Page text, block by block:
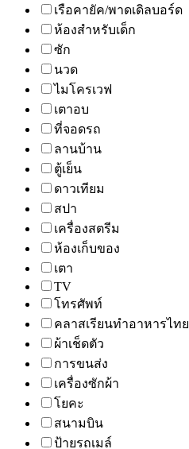
เรือคายัค/พาดเดิลบอร์ด
ห้องสำหรับเด็ก
ซัก
นวด
ไมโครเวฟ
เตาอบ
ที่จอดรถ
ลานบ้าน
ตู้เย็น
ดาวเทียม
สปา
เครื่องสตรีม
ห้องเก็บของ
เตา
TV
โทรศัพท์
คลาสเรียนทำอาหารไทย
ผ้าเช็ดตัว
การขนส่ง
เครื่องซักผ้า
โยคะ
สนามบิน
ป้ายรถเมล์